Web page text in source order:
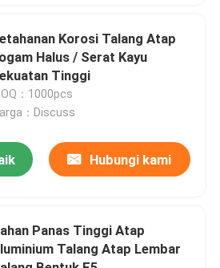
Panel Surya
Korosi Talang Atap
Halus / Serat Kayu
Tinggi
：1000pcs
：Discuss
Hubungi kami
Panas Tinggi Atap
Talang Atap Lembar